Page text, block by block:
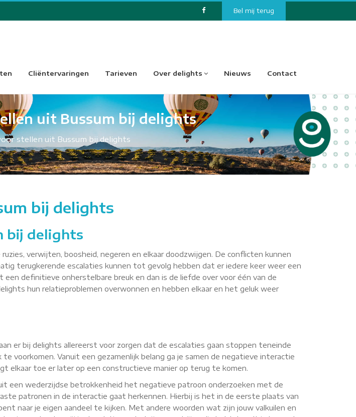
Bel mij terug
Cliëntervaringen Tarieven Over delights Nieuws Contact
uit Bussum bij delights
stellen uit Bussum bij delights
bij delights
bij delights
verwijten, boosheid, negeren en elkaar doodzwijgen. De conflicten kunnen
terugkerende escalaties kunnen tot gevolg hebben dat er iedere keer weer een
definitieve onherstelbare breuk en dan is de liefde over voor één van de
hun relatieproblemen overwonnen en hebben elkaar en het geluk weer
er bij delights allereerst voor zorgen dat de escalaties gaan stoppen teneinde
voorkomen. Vanuit een gezamenlijk belang ga je samen de negatieve interactie
elkaar toe er later op een constructieve manier op terug te komen.
een wederzijdse betrokkenheid het negatieve patroon onderzoeken met de
patronen in de interactie gaat herkennen. Hierbij is het in de eerste plaats van
naar je eigen aandeel te kijken. Met andere woorden wat zijn jouw valkuilen en